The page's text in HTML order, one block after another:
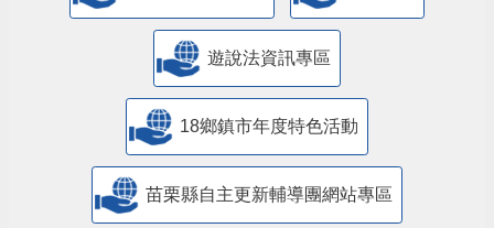
遊說法資訊專區
18鄉鎮市年度特色活動
苗栗縣自主更新輔導團網站專區